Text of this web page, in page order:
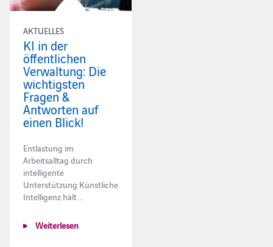
AKTUELLES
KI in der
öffentlichen
Verwaltung: Die
wichtigsten
Fragen &
Antworten auf
einen Blick!
Entlastung im
Arbeitsalltag durch
intelligente
Unterstützung Künstliche
Intelligenz hält …
Weiterlesen